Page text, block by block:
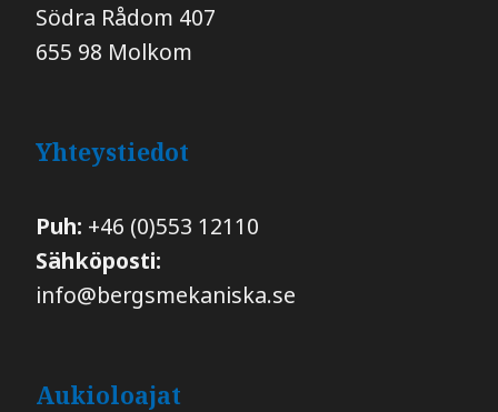
​​​​​​​Södra Rådom 407
655 98 Molkom
Yhteystiedot
Puh: +46 (0)553 12110
Sähköposti:
info@bergsmekaniska.se
Aukioloajat